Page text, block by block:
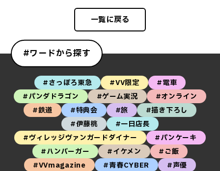
一覧に戻る
#ワードから探す
#さっぽろ東急 #VV限定
#電車
#パンダドラゴン
#ゲーム実況
#オンライン
#鉄道
#特典会 #旅
#描き下ろし
#伊藤桃
#一日店長
#ヴィレッジヴァンガードダイナー
#パンケーキ
#ハンバーガー
#イケメン
#ご飯
#VVmagazine
#青春CYBER
#声優